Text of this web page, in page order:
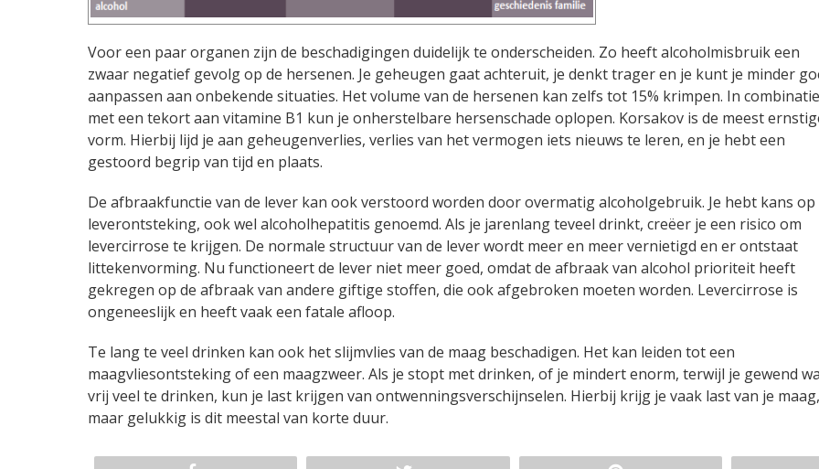
Voor een paar organen zijn de beschadigingen duidelijk te onderscheiden. Zo heeft alcoholmisbruik een
zwaar negatief gevolg op de hersenen. Je geheugen gaat achteruit, je denkt trager en je kunt je minder
aanpassen aan onbekende situaties. Het volume van de hersenen kan zelfs tot 15% krimpen. In combinatie
met een tekort aan vitamine B1 kun je onherstelbare hersenschade oplopen. Korsakov is de meest
vorm. Hierbij lijd je aan geheugenverlies, verlies van het vermogen iets nieuws te leren, en je hebt een
gestoord begrip van tijd en plaats.
De afbraakfunctie van de lever kan ook verstoord worden door overmatig alcoholgebruik. Je hebt kans op
leverontsteking, ook wel alcoholhepatitis genoemd. Als je jarenlang teveel drinkt, creëer je een risico om
levercirrose te krijgen. De normale structuur van de lever wordt meer en meer vernietigd en er ontstaat
littekenvorming. Nu functioneert de lever niet meer goed, omdat de afbraak van alcohol prioriteit heeft
gekregen op de afbraak van andere giftige stoffen, die ook afgebroken moeten worden. Levercirrose is
ongeneeslijk en heeft vaak een fatale afloop.
Te lang te veel drinken kan ook het slijmvlies van de maag beschadigen. Het kan leiden tot een
maagvliesontsteking of een maagzweer. Als je stopt met drinken, of je mindert enorm, terwijl je gewend
vrij veel te drinken, kun je last krijgen van ontwenningsverschijnselen. Hierbij krijg je vaak last van je maag,
maar gelukkig is dit meestal van korte duur.